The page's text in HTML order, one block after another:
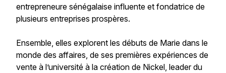
entrepreneure sénégalaise influente et fondatrice de
plusieurs entreprises prospères.
Ensemble, elles explorent les débuts de Marie dans le
monde des affaires, de ses premières expériences de
vente à l’université à la création de Nickel, leader du